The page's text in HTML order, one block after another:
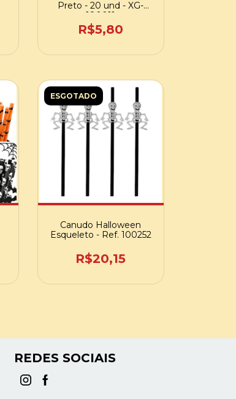
Preto - 20 und - XG-
180011
R$5,80
ESGOTADO
Canudo Halloween
Esqueleto - Ref. 100252
R$20,15
REDES SOCIAIS